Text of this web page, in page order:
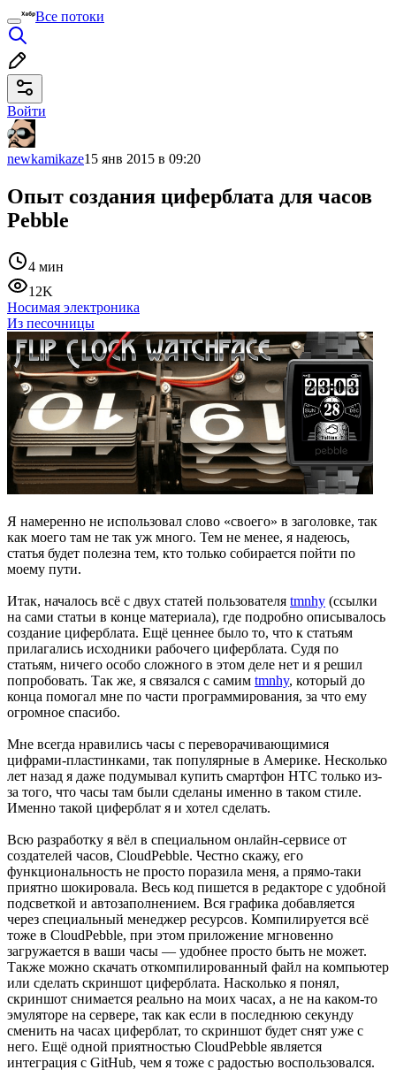
Все потоки
Войти
newkamikaze15 янв 2015 в 09:20
Опыт создания циферблата для часов
Pebble
4 мин
12K
Носимая электроника
Из песочницы
Я намеренно не использовал слово «своего» в заголовке, так
как моего там не так уж много. Тем не менее, я надеюсь,
статья будет полезна тем, кто только собирается пойти по
моему пути.
Итак, началось всё с двух статей пользователя tmnhy (ссылки
на сами статьи в конце материала), где подробно описывалось
создание циферблата. Ещё ценнее было то, что к статьям
прилагались исходники рабочего циферблата. Судя по
статьям, ничего особо сложного в этом деле нет и я решил
попробовать. Так же, я связался с самим tmnhy, который до
конца помогал мне по части программирования, за что ему
огромное спасибо.
Мне всегда нравились часы с переворачивающимися
цифрами-пластинками, так популярные в Америке. Несколько
лет назад я даже подумывал купить смартфон HTC только из-
за того, что часы там были сделаны именно в таком стиле.
Именно такой циферблат я и хотел сделать.
Всю разработку я вёл в специальном онлайн-сервисе от
создателей часов, CloudPebble. Честно скажу, его
функциональность не просто поразила меня, а прямо-таки
приятно шокировала. Весь код пишется в редакторе с удобной
подсветкой и автозаполнением. Вся графика добавляется
через специальный менеджер ресурсов. Компилируется всё
тоже в CloudPebble, при этом приложение мгновенно
загружается в ваши часы — удобнее просто быть не может.
Также можно скачать откомпилированный файл на компьютер
или сделать скриншот циферблата. Насколько я понял,
скриншот снимается реально на моих часах, а не на каком-то
эмуляторе на сервере, так как если в последнюю секунду
сменить на часах циферблат, то скриншот будет снят уже с
него. Ещё одной приятностью CloudPebble является
интеграция с GitHub, чем я тоже с радостью воспользовался.